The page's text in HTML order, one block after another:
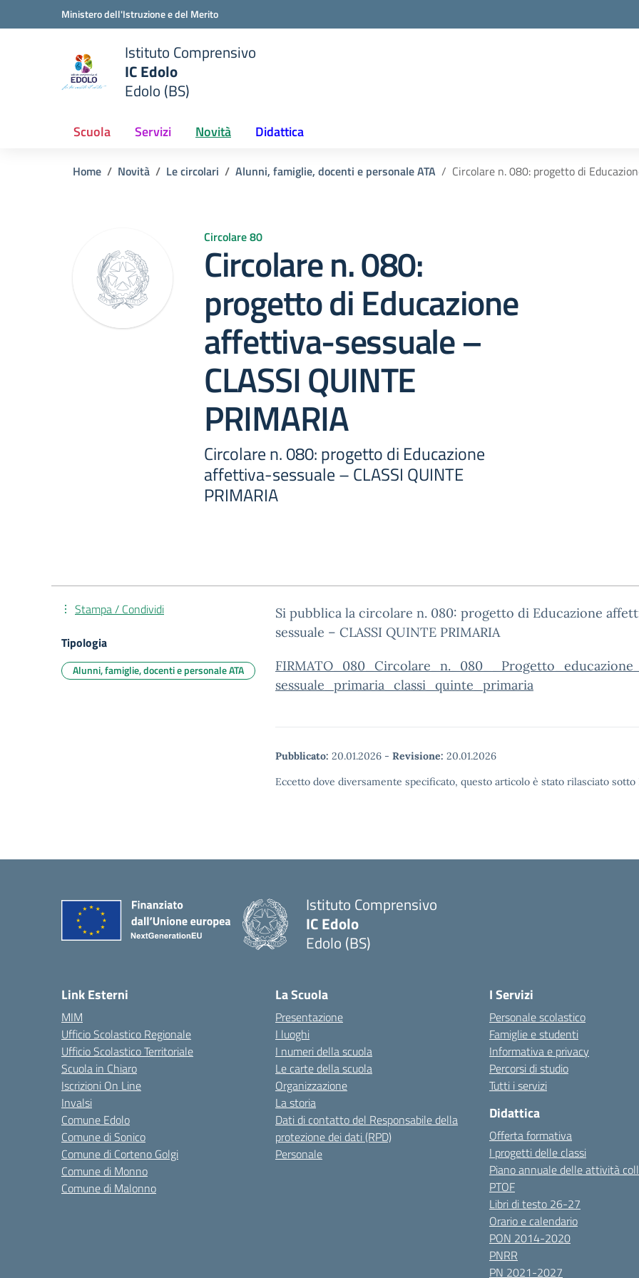
Vai ai contenuti
Vai al menu di navigazioneMinistero dell'Istruzione e del Merito
scuola
Istituto Comprensivo
IC Edolo
Edolo (BS)
Scuola Servizi Novità Didattica
Home Novità Le circolari Alunni, famiglie, docenti e personale ATA Circolare n. 080: progetto di
Circolare 80
Circolare n. 080:
progetto di Educazione
affettiva-sessuale –
CLASSI QUINTE
PRIMARIA
Circolare n. 080: progetto di Educazione
affettiva-sessuale – CLASSI QUINTE
PRIMARIA
Si pubblica la circolare n. 080: progetto di Educazione
sessuale – CLASSI QUINTE PRIMARIA
sessuale_primaria_classi_quinte_primaria
Pubblicato: 20.01.2026 - Revisione: 20.01.2026
Eccetto dove diversamente specificato, questo articolo è stato rilasciato
Stampa / Condividi
Tipologia
Alunni, famiglie, docenti e personale ATA
Istituto Comprensivo
IC Edolo
Edolo (BS)
Link Esterni
MIM
Ufficio Scolastico Regionale
Ufficio Scolastico Territoriale
Scuola in Chiaro
Iscrizioni On Line
Invalsi
Comune Edolo
Comune di Sonico
Comune di Corteno Golgi
Comune di Monno
Comune di Malonno
La Scuola
Presentazione
I luoghi
I numeri della scuola
Le carte della scuola
Organizzazione
La storia
Dati di contatto del Responsabile della
protezione dei dati (RPD)
Personale
I Servizi
Personale scolastico
Famiglie e studenti
Informativa e privacy
Percorsi di studio
Tutti i servizi
Didattica
Offerta formativa
I progetti delle classi
Piano annuale delle attività
PTOF
Libri di testo 26-27
Orario e calendario
PON 2014-2020
PNRR
PN 2021-2027